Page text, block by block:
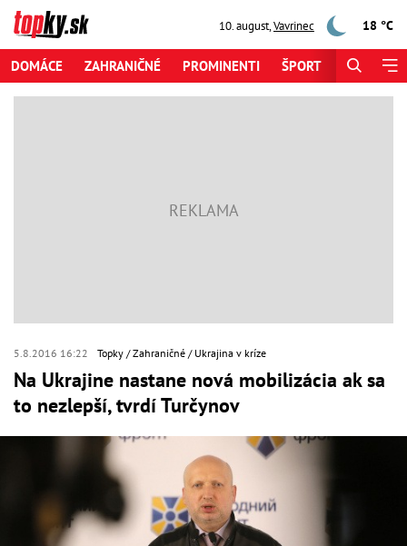
10. august,Vavrinec 18 °C
DOMÁCE ZAHRANIČNÉ PROMINENTI ŠPORT
5.8.2016 16:22 Topky Zahraničné Ukrajina v kríze
Na Ukrajine nastane nová mobilizácia ak sa
to nezlepší, tvrdí Turčynov